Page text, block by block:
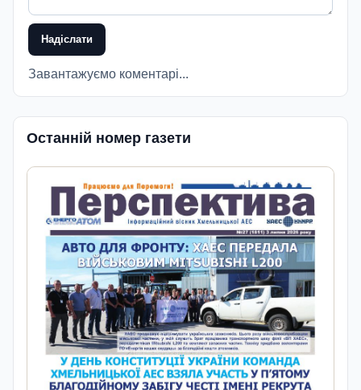
Надіслати
Завантажуємо коментарі...
Останній номер газети